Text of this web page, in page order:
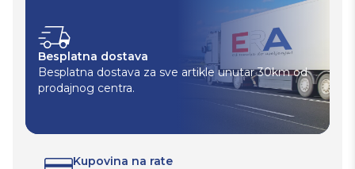
Besplatna dostava
Besplatna dostava za sve artikle unutar 30km od
prodajnog centra.
Kupovina na rate